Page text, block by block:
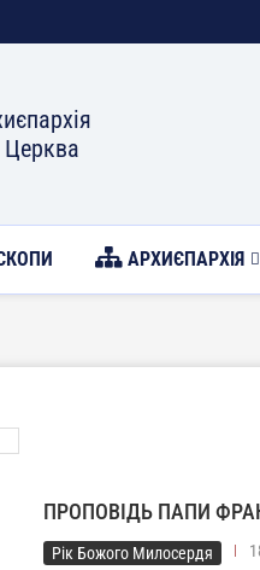
Церква
АРХИЄПАРХІЯ
ПРОПОВІДЬ ПАПИ
Рік Божого Милосердя